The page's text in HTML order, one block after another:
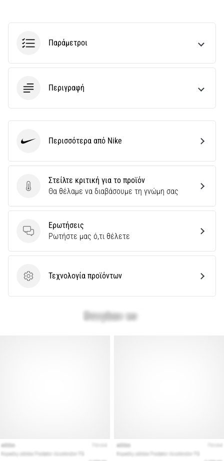
Παράμετροι
Περιγραφή
Στείλτε κριτική για το προϊόν
Στείλτε κριτική για το προϊόν
Θα θέλαμε να διαβάσουμε τη γνώμη σας
Ερωτήσεις
Ερωτήσεις
Ρωτήστε μας ό,τι θέλετε
Τεχνολογία προϊόντων
Τεχνολογία προϊόντων
Περισσότερα από Nike